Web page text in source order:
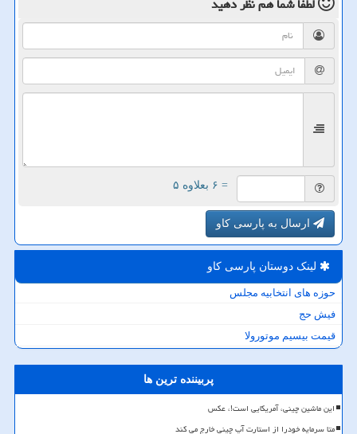
= ۶ بعلاوه ۵
ارسال به پارسی کاو
لینک دوستان پارسی كاو
حوزه های انتخابیه مجلس
فیش حج
قیمت بیسیم موتورولا
پربیننده ترین ها
این ماشین چینی، آمریکایی است!، عکس
متا سرمایه خودرا از استارت آپ چینی خارج می کند